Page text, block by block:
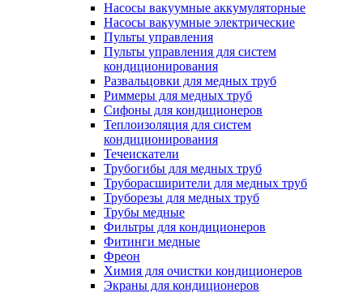
Насосы вакуумные аккумуляторные
Насосы вакуумные электрические
Пульты управления
Пульты управления для систем
кондиционирования
Развальцовки для медных труб
Риммеры для медных труб
Сифоны для кондиционеров
Теплоизоляция для систем
кондиционирования
Течеискатели
Трубогибы для медных труб
Труборасширители для медных труб
Труборезы для медных труб
Трубы медные
Фильтры для кондиционеров
Фитинги медные
Фреон
Химия для очистки кондиционеров
Экраны для кондиционеров